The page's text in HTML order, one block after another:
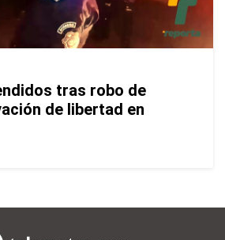
tras robo de
de libertad en